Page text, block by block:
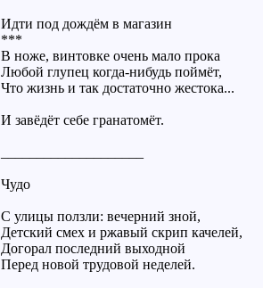
Идти под дождём в магазин
***
В ноже, винтовке очень мало прока
Любой глупец когда-нибудь поймёт,
Что жизнь и так достаточно жестока...
И завёдёт себе гранатомёт.
Чудо
С улицы ползли: вечерний зной,
Детский смех и ржавый скрип качелей,
Догорал последний выходной
Перед новой трудовой неделей.